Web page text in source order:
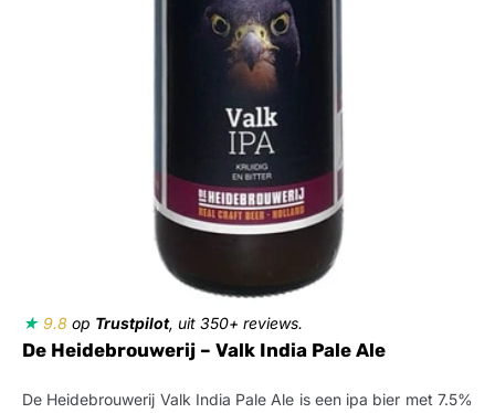
★ 9.8 op Trustpilot, uit 350+ reviews.
De Heidebrouwerij – Valk India Pale Ale
De Heidebrouwerij Valk India Pale Ale is een ipa bier met 7.5%